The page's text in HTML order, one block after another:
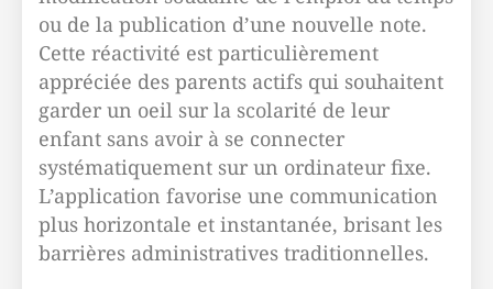
ou de la publication d’une nouvelle note.
Cette réactivité est particulièrement
appréciée des parents actifs qui souhaitent
garder un oeil sur la scolarité de leur
enfant sans avoir à se connecter
systématiquement sur un ordinateur fixe.
L’application favorise une communication
plus horizontale et instantanée, brisant les
barrières administratives traditionnelles.